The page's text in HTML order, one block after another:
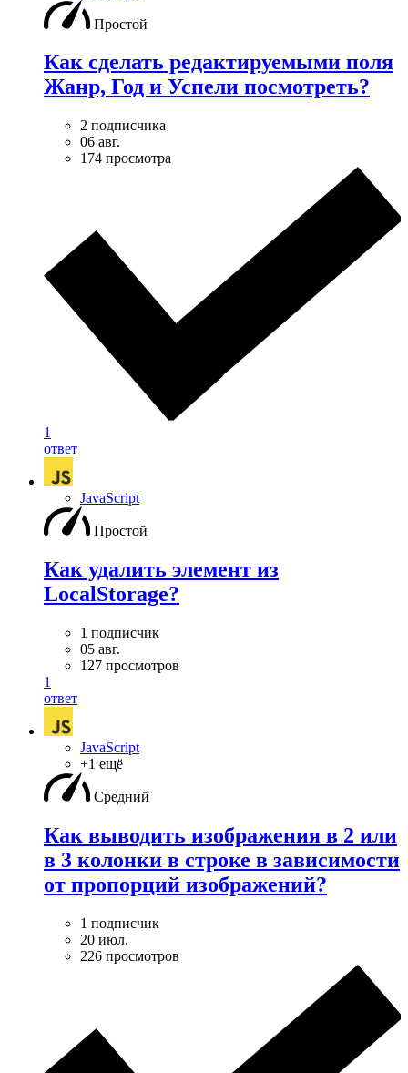
Простой
Как сделать редактируемыми поля
Жанр, Год и Успели посмотреть?
2 подписчика
06 авг.
174 просмотра
1
ответ
JavaScript
Простой
Как удалить элемент из
LocalStorage?
1 подписчик
05 авг.
127 просмотров
1
ответ
JavaScript
+1 ещё
Средний
Как выводить изображения в 2 или
в 3 колонки в строке в зависимости
от пропорций изображений?
1 подписчик
20 июл.
226 просмотров